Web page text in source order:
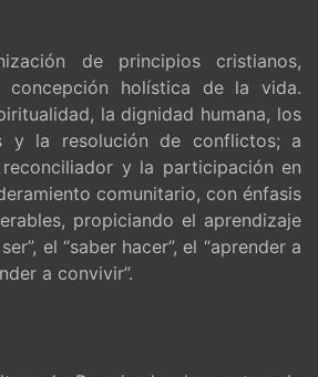
de principios cristianos,
concepción holística de la vida.
la dignidad humana, los
y la resolución de conflictos; a
y la participación en
comunitario, con énfasis
propiciando el aprendizaje
el “saber hacer”, el “aprender a
a convivir”.